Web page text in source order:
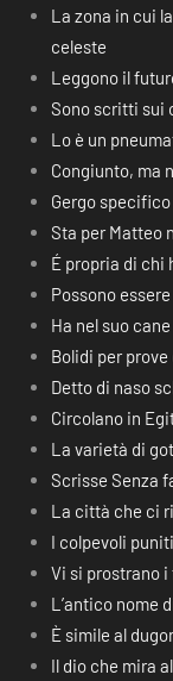
La zona in cui
celeste
Leggono il
Sono scritti sui
Lo è un
Congiunto, ma
Gergo
Sta per Matteo
É propria di chi
Possono
Ha nel suo
Bolidi per
Detto di naso
Circolano in
La varietà di
Scrisse Senza
La città che ci
I colpevoli puniti
Vi si prostrano i
L’antico nome
È simile al
Il dio che mira